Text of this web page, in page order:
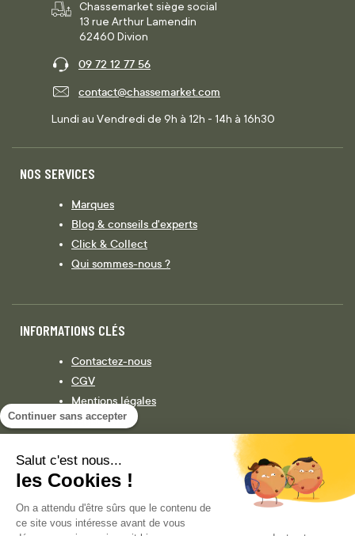
Continuer sans accepter
Salut c'est nous...
les Cookies !
On a attendu d'être sûrs que le contenu de
ce site vous intéresse avant de vous
Chassemarket siège social
13 rue Arthur Lamendin
62460 Divion
09 72 12 77 56
contact@chassemarket.com
Lundi au Vendredi de 9h à 12h - 14h à 16h30
NOS SERVICES
Marques
Blog & conseils d'experts
Click & Collect
Qui sommes-nous ?
INFORMATIONS CLÉS
Contactez-nous
CGV
Mentions légales
Législation
Facebook Instagram